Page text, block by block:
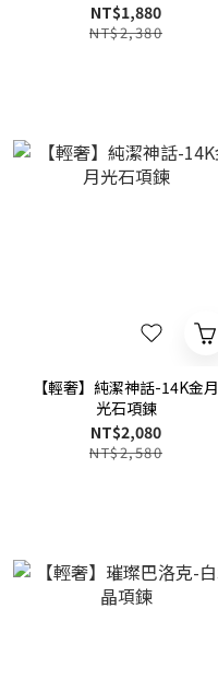
NT$1,880
NT$2,380
【輕奢】純潔神話-14K金月
光石項鍊
NT$2,080
NT$2,580